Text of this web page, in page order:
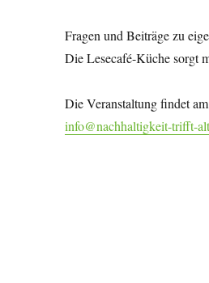
Fragen und Beiträge zu
Die Lesecafé-Küche sorgt
Die Veranstaltung findet
info@nachhaltigkeit-trifft-